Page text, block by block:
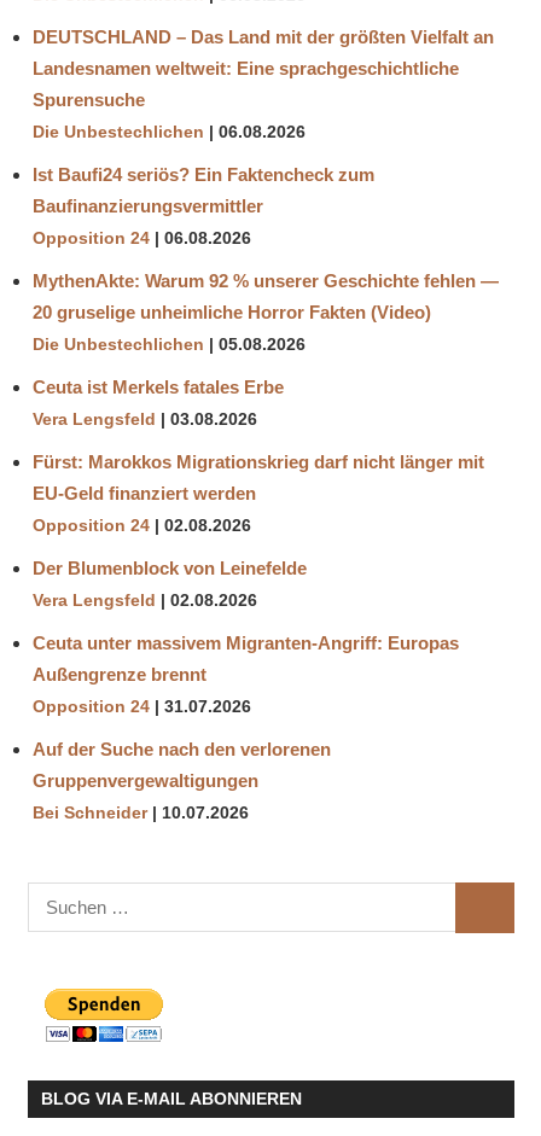
DEUTSCHLAND – Das Land mit der größten Vielfalt an
Landesnamen weltweit: Eine sprachgeschichtliche
Spurensuche
Die Unbestechlichen 06.08.2026
Ist Baufi24 seriös? Ein Faktencheck zum
Baufinanzierungsvermittler
Opposition 24 06.08.2026
MythenAkte: Warum 92 % unserer Geschichte fehlen —
20 gruselige unheimliche Horror Fakten (Video)
Die Unbestechlichen 05.08.2026
Ceuta ist Merkels fatales Erbe
Vera Lengsfeld 03.08.2026
Fürst: Marokkos Migrationskrieg darf nicht länger mit
EU-Geld finanziert werden
Opposition 24 02.08.2026
Der Blumenblock von Leinefelde
Vera Lengsfeld 02.08.2026
Ceuta unter massivem Migranten-Angriff: Europas
Außengrenze brennt
Opposition 24 31.07.2026
Auf der Suche nach den verlorenen
Gruppenvergewaltigungen
Bei Schneider 10.07.2026
Suchen
nach:
BLOG VIA E-MAIL ABONNIEREN